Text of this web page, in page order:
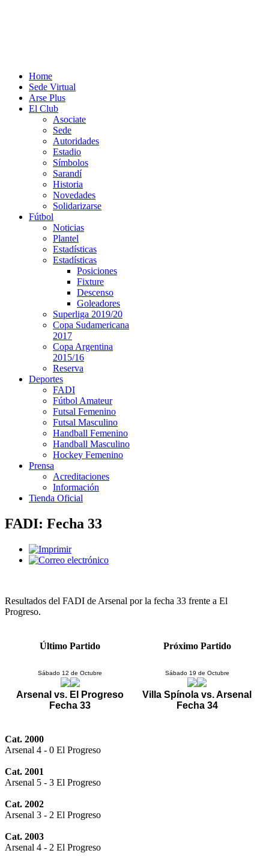
Home
Sede Virtual
Arse Plus
El Club
Asociate
Sede
Autoridades
Estadio
Símbolos
Sarandí
Historia
Novedades
Solidarizarse
Fútbol
Noticias
Plantel
Estadísticas
Estadísticas
Posiciones
Fixture
Descenso
Goleadores
Superliga 2019/20
Copa Sudamericana
2017
Copa Argentina
2015/16
Reserva
Deportes
FADI
Fútbol Amateur
Futsal Femenino
Futsal Masculino
Handball Femenino
Handball Masculino
Hockey Femenino
Prensa
Acreditaciones
Información
Tienda Oficial
FADI: Fecha 33
Resultados del FADI de Arsenal por la fecha 33 frente a El
Progreso.
Último Partido Próximo Partido
Sábado 12 de Octubre
Arsenal vs. El Progreso
Fecha 33
Sábado 19 de Octubre
Villa Spínola vs. Arsenal
Fecha 34
Cat. 2000
Arsenal 4 - 0 El Progreso
Cat. 2001
Arsenal 5 - 3 El Progreso
Cat. 2002
Arsenal 3 - 2 El Progreso
Cat. 2003
Arsenal 4 - 2 El Progreso